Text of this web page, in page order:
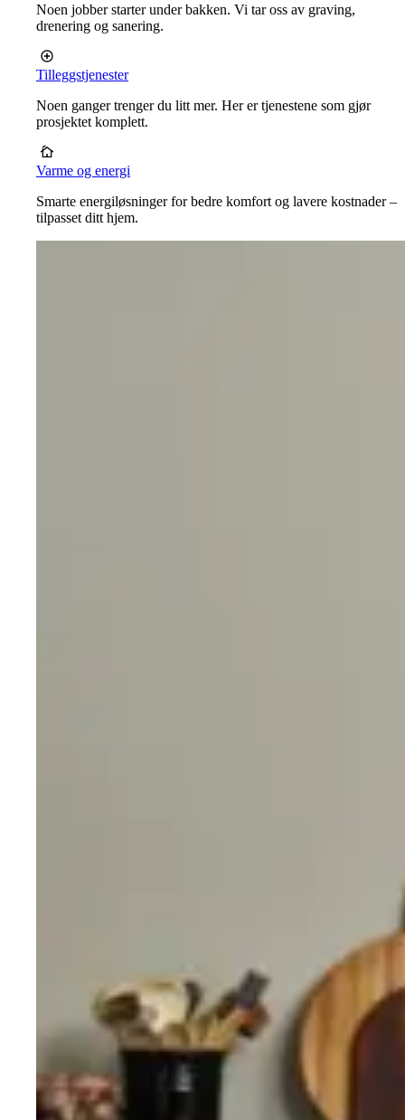
Noen jobber starter under bakken. Vi tar oss av graving,
drenering og sanering.
Tilleggstjenester
Noen ganger trenger du litt mer. Her er tjenestene som gjør
prosjektet komplett.
Varme og energi
Smarte energiløsninger for bedre komfort og lavere kostnader –
tilpasset ditt hjem.